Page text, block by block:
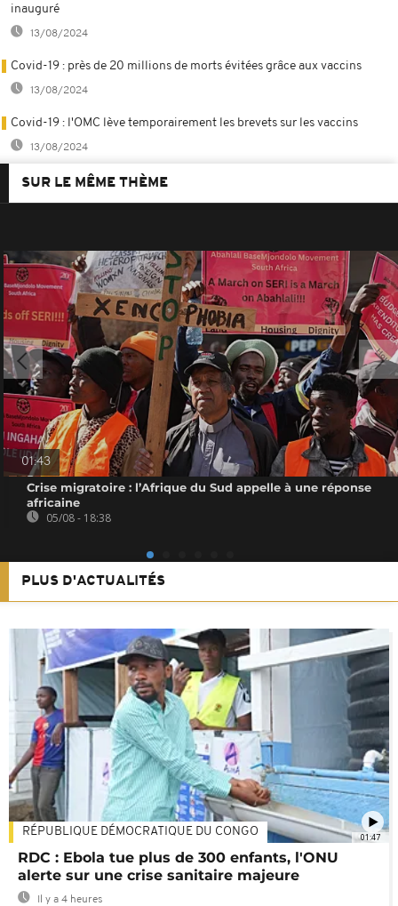
inauguré
13/08/2024
Covid-19 : près de 20 millions de morts évitées grâce aux vaccins
13/08/2024
Covid-19 : l'OMC lève temporairement les brevets sur les vaccins
13/08/2024
SUR LE MÊME THÈME
01:43
Crise migratoire : l’Afrique du Sud appelle à une réponse
africaine
05/08 - 18:38
PLUS D'ACTUALITÉS
01:47
RÉPUBLIQUE DÉMOCRATIQUE DU CONGO
RDC : Ebola tue plus de 300 enfants, l'ONU
alerte sur une crise sanitaire majeure
Il y a 4 heures